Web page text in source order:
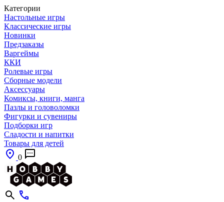
Категории
Настольные игры
Классические игры
Новинки
Предзаказы
Варгеймы
ККИ
Ролевые игры
Сборные модели
Аксессуары
Комиксы, книги, манга
Пазлы и головоломки
Фигурки и сувениры
Подборки игр
Сладости и напитки
Товары для детей
0